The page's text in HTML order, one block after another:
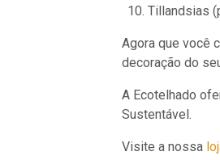
Tillandsias
Agora que você
decoração do
A Ecotelhado
Sustentável.
Visite a nossa